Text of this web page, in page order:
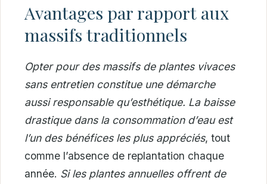
Avantages par rapport aux
massifs traditionnels
Opter pour des massifs de plantes vivaces
sans entretien constitue une démarche
aussi responsable qu’esthétique. La baisse
drastique dans la consommation d’eau est
l’un des bénéfices les plus appréciés, tout
comme l’absence de replantation chaque
année. Si les plantes annuelles offrent de